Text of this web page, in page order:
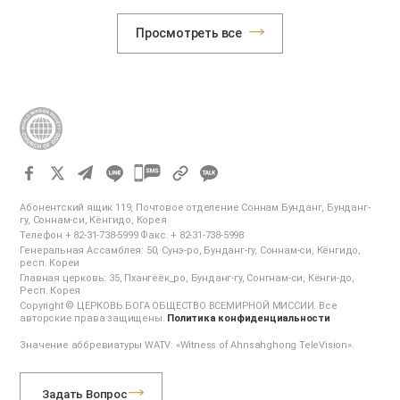
лесных пожара. Из-за сильных ветров огонь стремительно
усилился, охватил жилые кварталы и продолжался более
трёх недель. В результате было повреждено около 18 000
Калифорнии объединили усилия, чтобы помочь соседям,
оказавшимся в трудной ситуации. 27 января около 70 членов
из более чем 10 церквей в Сан-Диего, округе Ориндж,
Серритосе и других районах Калифорнии, передали по 500
Center и Open Hearts Foundation. В наборы вошли предметы
первой необходимости, наиболее нужные пострадавшим:…
Просмотреть все
카
오
톡
공
유
하
기
Абонентский ящик 119, Почтовое отделение Соннам Бунданг, Бунданг-
гу, Соннам-си, Кёнгидо, Корея
Телефон + 82-31-738-5999 Факс. + 82-31-738-5998
Генеральная Ассамблея: 50, Сунэ-ро, Бунданг-гу, Соннам-си, Кёнгидо,
респ. Кореи
Главная церковь: 35, Пхангёёк_ро, Бунданг-гу, Сонгнам-си, Кёнги-до,
Респ. Корея
Copyright © ЦЕРКОВЬ БОГА ОБЩЕСТВО ВСЕМИРНОЙ МИССИИ. Все
авторские права защищены. Политика конфиденциальности
Значение аббревиатуры WATV: «Witness of Ahnsahghong TeleVision».
Задать Вопрос